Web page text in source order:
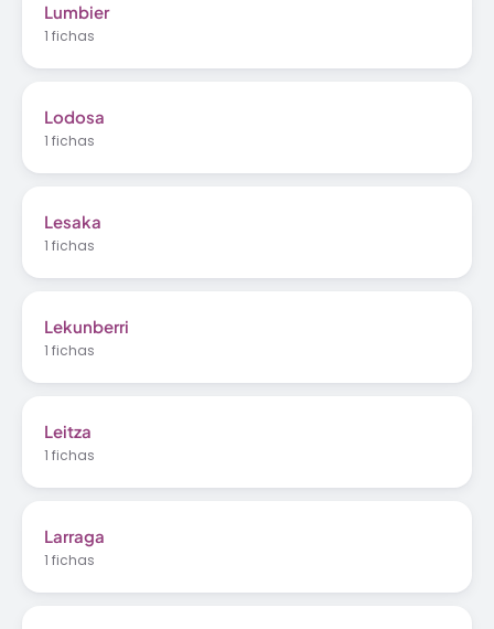
Lumbier
1 fichas
Lodosa
1 fichas
Lesaka
1 fichas
Lekunberri
1 fichas
Leitza
1 fichas
Larraga
1 fichas